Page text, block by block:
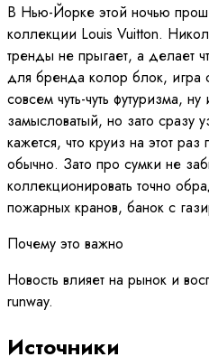
В Нью-Йорке этой ночью
коллекции Louis Vuitton.
тренды не прыгает, а делает
для бренда колор блок,
совсем чуть-чуть футуризма,
замысловатый, но зато сразу
кажется, что круиз на этот
обычно. Зато про сумки не
коллекционировать точно
пожарных кранов, банок с
Почему это важно
Новость влияет на рынок и
runway.
Источники